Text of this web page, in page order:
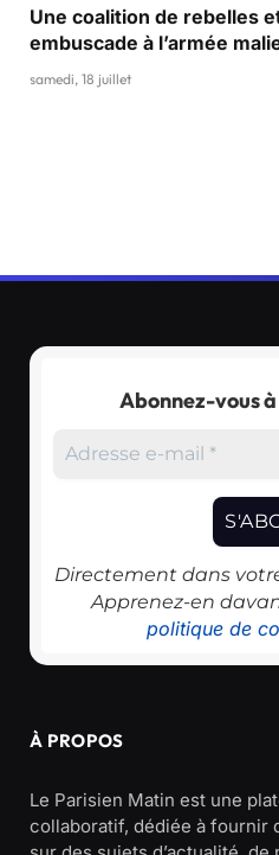
Une coalition de rebelles
embuscade à l’armée
samedi, 18 juillet
Abonnez-vous
Directement dans
Apprenez-en
politique de
À PROPOS
Le Parisien Matin est une
collaboratif, dédiée à fournir